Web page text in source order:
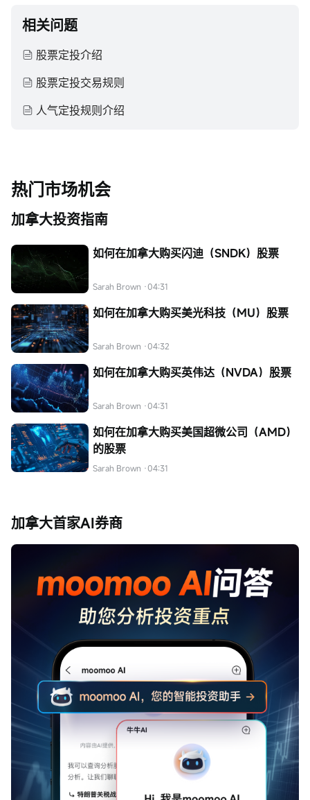
相关问题
股票定投介绍
股票定投交易规则
人气定投规则介绍
热门市场机会
加拿大投资指南
如何在加拿大购买闪迪（SNDK）股票
Sarah Brown ·04:31
如何在加拿大购买美光科技（MU）股票
Sarah Brown ·04:32
如何在加拿大购买英伟达（NVDA）股票
Sarah Brown ·04:31
如何在加拿大购买美国超微公司（AMD）
的股票
Sarah Brown ·04:31
加拿大首家AI券商